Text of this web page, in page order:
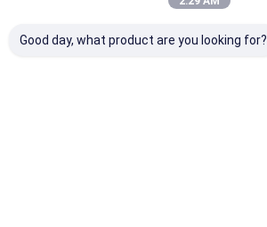
Good day, what product are you looking for?